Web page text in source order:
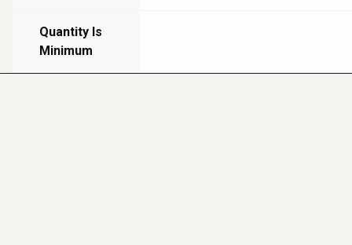
Quantity Is
Minimum